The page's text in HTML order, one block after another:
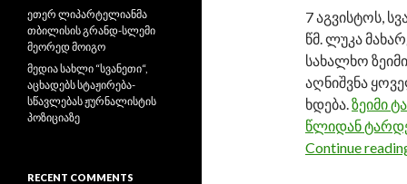
7 აგვისტოს,
წმ. ლუკა
სახალხო
აღნიშვნა
ხდება.ზეიმი
წლიდან
Continue
ეთერ ლიპარტელიანმა
თბილისის გრანდ-სლემი
მეორედ მოიგო
მედია სახლი “სვანეთი“,
აცხადებს სტაჟირება-
სწავლებას ჟურნალისტის
პოზიციაზე
RECENT COMMENTS